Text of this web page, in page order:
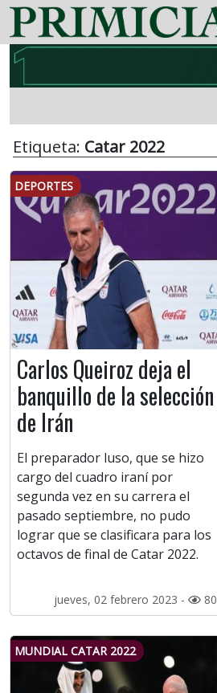
Etiqueta: Catar 2022
DEPORTES
Carlos Queiroz deja el
banquillo de la selección
de Irán
El preparador luso, que se hizo
cargo del cuadro iraní por
segunda vez en su carrera el
pasado septiembre, no pudo
lograr que se clasificara para los
octavos de final de Catar 2022.
jueves, 02 febrero 2023 - 80
MUNDIAL CATAR 2022